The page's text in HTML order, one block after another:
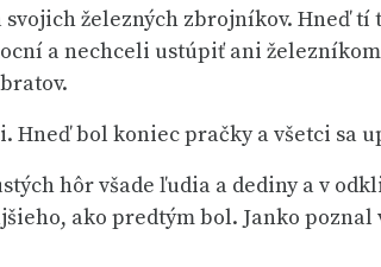
železných zbrojníkov. Hneď
a nechceli ustúpiť ani
Hneď bol koniec pračky a všetci sa
hôr všade ľudia a dediny a v
ako predtým bol. Janko poznal